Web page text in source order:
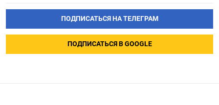
ПОДПИСАТЬСЯ НА ТЕЛЕГРАМ
ПОДПИСАТЬСЯ В GOOGLE